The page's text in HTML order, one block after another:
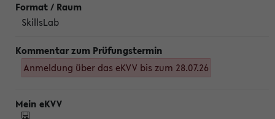
SkillsLab
Anmeldung über das eKVV bis zum 28.07.26